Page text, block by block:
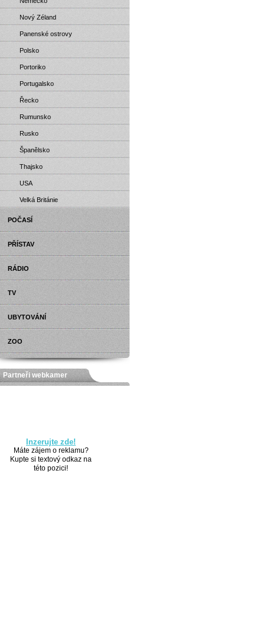
Nový Zéland
Panenské ostrovy
Polsko
Portoriko
Portugalsko
Řecko
Rumunsko
Rusko
Španělsko
Thajsko
USA
Velká Británie
POČASÍ
PŘÍSTAV
RÁDIO
TV
UBYTOVÁNÍ
ZOO
Partneři webkamer
Inzerujte zde!
Máte zájem o reklamu?
Kupte si textový odkaz na
této pozici!